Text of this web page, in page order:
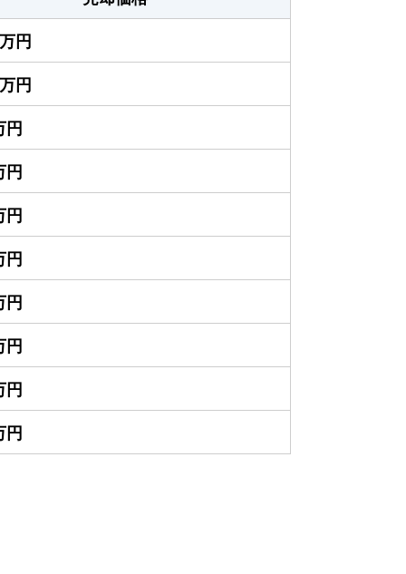
円
円
円
円
円
円
円
円
円
円